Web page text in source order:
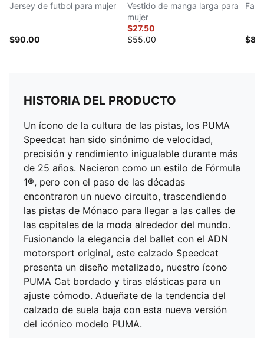
Jersey de futbol para mujer
$90.00
Vestido de manga larga para
mujer
$27.50
$55.00
HISTORIA DEL PRODUCTO
Un ícono de la cultura de las pistas, los PUMA
Speedcat han sido sinónimo de velocidad,
precisión y rendimiento inigualable durante más
de 25 años. Nacieron como un estilo de Fórmula
1®, pero con el paso de las décadas
encontraron un nuevo circuito, trascendiendo
las pistas de Mónaco para llegar a las calles de
las capitales de la moda alrededor del mundo.
Fusionando la elegancia del ballet con el ADN
motorsport original, este calzado Speedcat
presenta un diseño metalizado, nuestro ícono
PUMA Cat bordado y tiras elásticas para un
ajuste cómodo. Adueñate de la tendencia del
calzado de suela baja con esta nueva versión
del icónico modelo PUMA.